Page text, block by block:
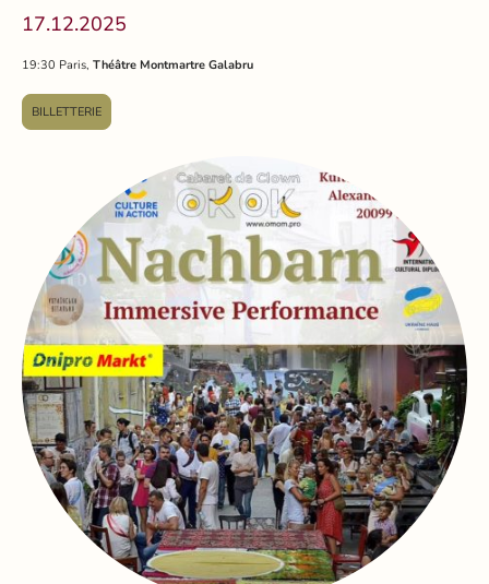
17.12.2025
19:30 Paris, Théâtre Montmartre Galabru
BILLETTERIE